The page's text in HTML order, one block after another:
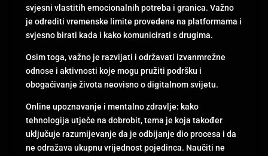
svjesni vlastitih emocionalnih potreba i granica. Važno
je odrediti vremenske limite provedene na platformama i
svjesno birati kada i kako komunicirati s drugima.
Osim toga, važno je razvijati i održavati izvanmrežne
odnose i aktivnosti koje mogu pružiti podršku i
obogaćivanje života neovisno o digitalnom svijetu.
Online upoznavanje i mentalno zdravlje: kako
tehnologija utječe na dobrobit, tema je koja također
uključuje razumijevanje da je odbijanje dio procesa i da
ne odražava ukupnu vrijednost pojedinca. Naučiti ne